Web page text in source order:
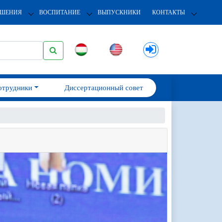
ВОСПИТАНИЕ ВЫПУСКНИКИ КОНТАКТЫ
Диссертационный совет